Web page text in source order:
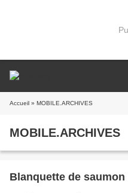
Accueil » MOBILE.ARCHIVES
MOBILE.ARCHIVES
Blanquette de